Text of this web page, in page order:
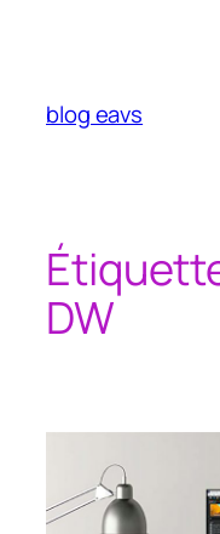
blog eavs
DW